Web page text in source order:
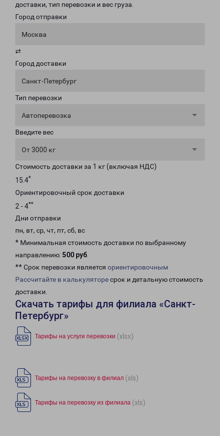
доставки, тип перевозки и вес груза.
Город отправки
Москва
⇄
Город доставки
Санкт-Петербург
Тип перевозки
Автоперевозка
Введите вес
От 3000 кг
Стоимость доставки за 1 кг (включая НДС)
15.4*
Ориентировочный срок доставки
2 - 4**
Дни отправки
пн, вт, ср, чт, пт, сб, вс
* Минимальная стоимость доставки по выбранному
направлению: 500 руб.
** Срок перевозки является ориентировочным
Рассчитайте в калькуляторесрок и детальную стоимость
доставки.
Скачать тарифы для филиала «Санкт-
Петербург»
Тарифы на услуги перевозки (xlsx)
Тарифы на перевозку в филиал (xls)
Тарифы на перевозку из филиала (xls)